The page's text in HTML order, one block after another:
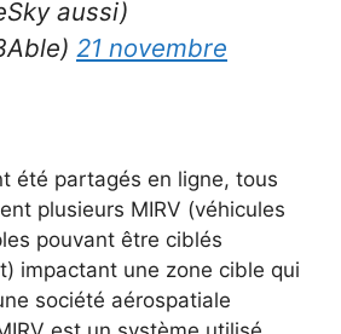
aussi)
21 novembre
été partagés en ligne, tous
plusieurs MIRV (véhicules
pouvant être ciblés
impactant une zone cible qui
société aérospatiale